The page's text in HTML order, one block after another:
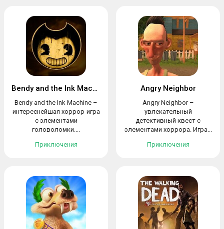
Bendy and the Ink Machine
Bendy and the Ink Machine –
интереснейшая хоррор-игра
с элементами
головоломки....
Приключения
Angry Neighbor
Angry Neighbor –
увлекательный
детективный квест с
элементами хоррора. Игра...
Приключения